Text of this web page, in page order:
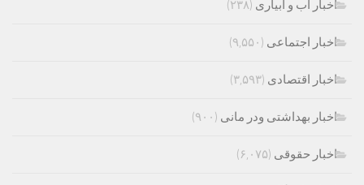
اخبار اب و ابیاری (۲۳۸)
اخبار اجتماعی (۹,۵۵۰)
اخبار اقتصادی (۳,۵۹۳)
اخبار بهداشتی ودر مانی (۹۰۰)
اخبار حقوقی (۶,۰۷۵)